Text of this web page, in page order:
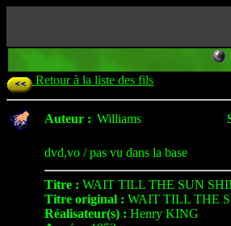
Retour à la liste des fils
Auteur : Williams
dvd,vo / pas vu dans la base
Titre : WAIT TILL THE SUN
Titre original : WAIT TILL THE
Réalisateur(s) : Henry KING